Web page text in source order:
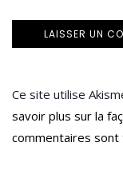
Ce site utilise
savoir plus sur la
commentaires